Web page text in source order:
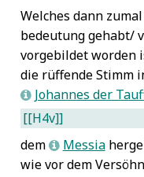
Welches dann
bedeutung gehabt/
vorgebildet worden
die rüffende Stimm
L Johannes der
[[H4v]]
dem L Messia
wie vor dem